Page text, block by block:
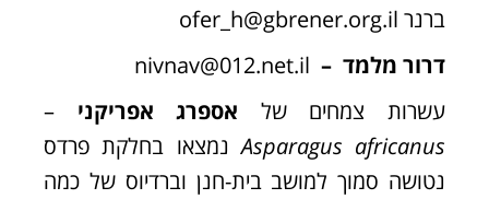
ברנר ofer_h@gbrener.org.il
דרור מלמד – nivnav@012.net.il
עשרות צמחים של אספרג אפריקני –
Asparagus africanusנמצאו בחלקת פרדס
נטושה סמוך למושב בית-חנן וברדיוס של כמה